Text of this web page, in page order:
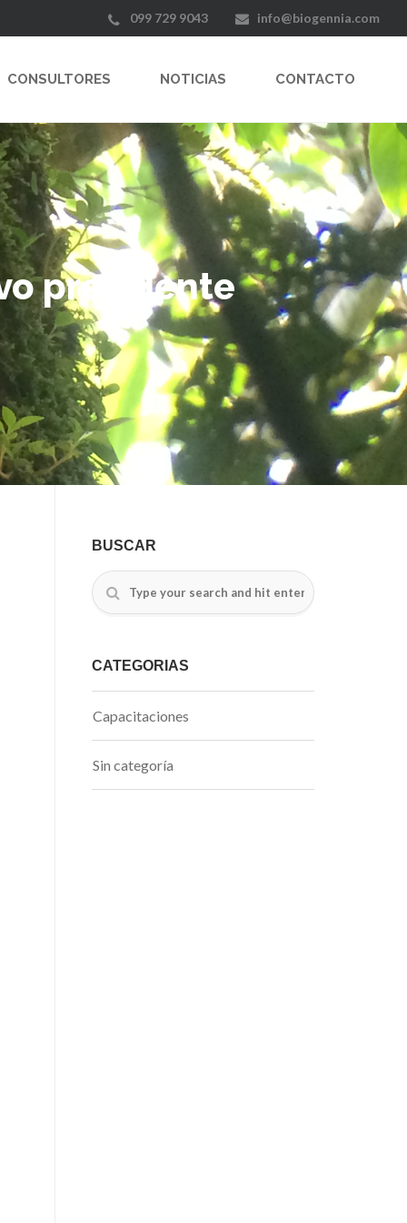
099 729 9043 info@biogennia.com
CONSULTORES NOTICIAS CONTACTO
presidente
BUSCAR
CATEGORÍAS
Capacitaciones
Sin categoría